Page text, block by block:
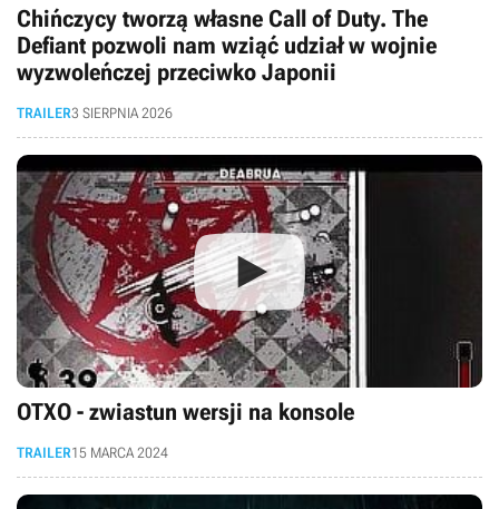
Chińczycy tworzą własne Call of Duty. The
Defiant pozwoli nam wziąć udział w wojnie
wyzwoleńczej przeciwko Japonii
TRAILER3 SIERPNIA 2026
OTXO - zwiastun wersji na konsole
TRAILER15 MARCA 2024